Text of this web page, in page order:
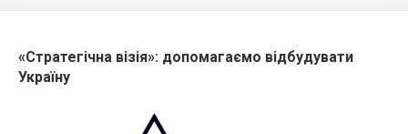
«Стратегічна візія»: допомагаємо відбудувати
Україну